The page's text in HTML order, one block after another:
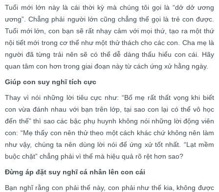
Tuổi mới lớn này là cái thời kỳ mà chúng tôi gọi là “dở dở ương
ương”. Chẳng phải người lớn cũng chẳng thể gọi là trẻ con được.
Tuổi mới lớn, con bạn sẽ rất nhạy cảm với mọi thứ, tạo ra một thứ
nội tiết mới trong cơ thể như một thử thách cho các con. Cha mẹ là
người đã từng trải nên sẽ có thể dễ dàng thấu hiểu con cái. Hãy
quan tâm con hơn trong giai đoạn này từ cách ứng xử hằng ngày.
Giúp con suy nghĩ tích cực
Thay vì nói những lời tiêu cực như: “Bố mẹ rất thất vọng khi biết
con vừa đánh nhau với bạn trên lớp, tại sao con lại có thể vô học
đến thế” thì sao các bậc phụ huynh không nói những lời động viên
con: “Mẹ thấy con nên thử theo một cách khác chứ không nên làm
như vậy, chúng ta nên dùng lời nói để ứng xử tốt nhất. “Lạt mềm
buộc chặt” chẳng phải vì thế mà hiệu quả rõ rệt hơn sao?
Đừng áp đặt suy nghĩ cá nhân lên con cái
Bạn nghĩ rằng con phải thế này, con phải như thế kia, không được